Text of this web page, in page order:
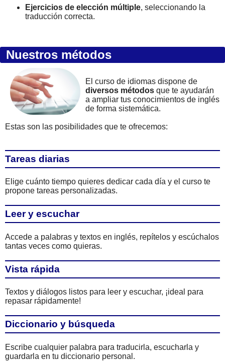
Ejercicios de elección múltiple, seleccionando la
traducción correcta.
Nuestros métodos
El curso de idiomas dispone de
diversos métodos que te ayudarán
a ampliar tus conocimientos de inglés
de forma sistemática.
Estas son las posibilidades que te ofrecemos:
Tareas diarias
Elige cuánto tiempo quieres dedicar cada día y el curso te
propone tareas personalizadas.
Leer y escuchar
Accede a palabras y textos en inglés, repítelos y escúchalos
tantas veces como quieras.
Vista rápida
Textos y diálogos listos para leer y escuchar, ¡ideal para
repasar rápidamente!
Diccionario y búsqueda
Escribe cualquier palabra para traducirla, escucharla y
guardarla en tu diccionario personal.